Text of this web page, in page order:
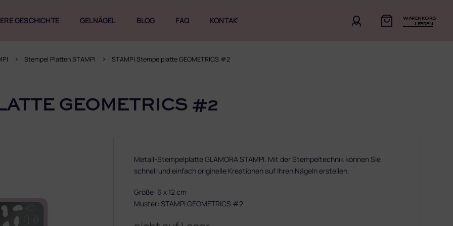
WARENKORB
LEEREN
GESCHICHTE GELNÄGEL BLOG FAQ KONTAKT
Stempel Platten STAMPI STAMPI Stempelplatte GEOMETRICS #2
GEOMETRICS #2
Metall-Stempelplatte GLAMORA STAMPI. Mit der Stempeltechnik können Sie
schnell und einfach originelle Kreationen auf Ihren Nägeln erstellen.
Größe: 6 x 12 cm
Muster: STAMPI GEOMETRICS #2